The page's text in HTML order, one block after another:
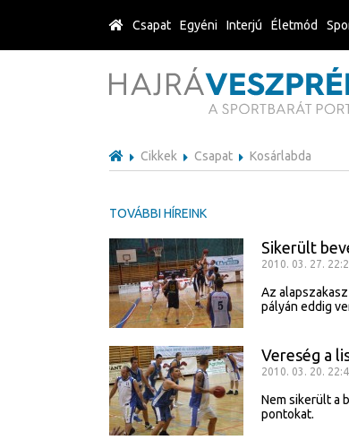
Cikkek Csapat Kosárlabda
TOVÁBBI HÍREINK
Sikerült
2010. 03. 27.
Az
pályán eddig
Vereség a
2010. 03. 20.
Nem sikerült a
pontokat.
Csapat Egyéni Interjú Életmód